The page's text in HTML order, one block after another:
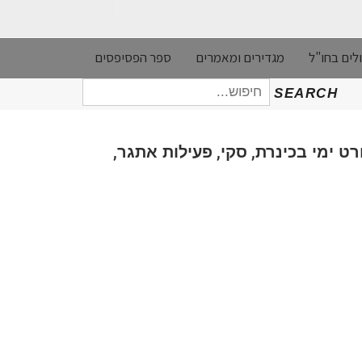
בחו"ל מגדירים ומאמרים ספר הפסיפסים
SEARCH
חיפוש
עבור:
ימי בכינרת, סקי, פעילות אתגר,